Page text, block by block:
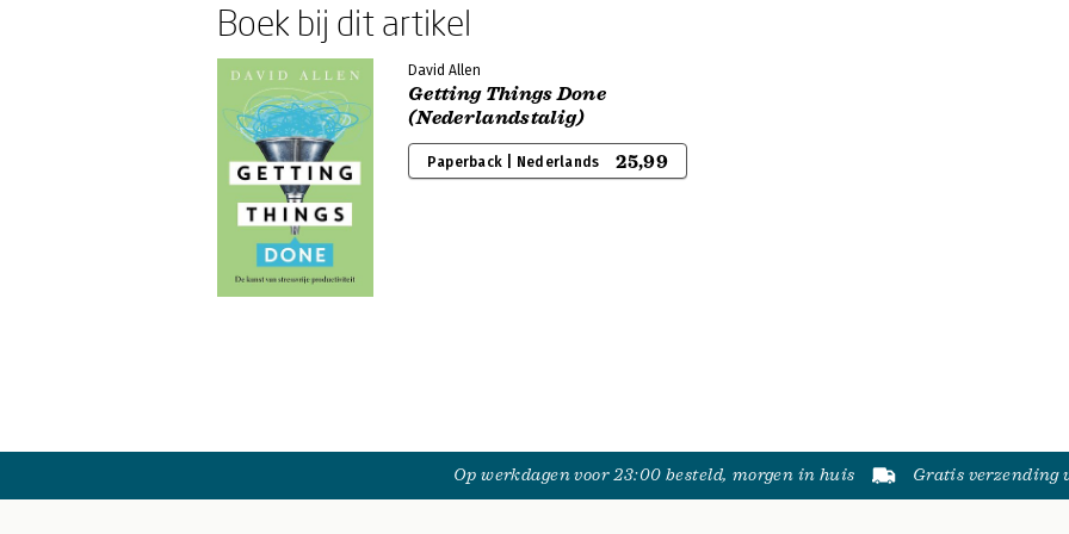
Boek bij dit artikel
David Allen
Getting Things Done
(Nederlandstalig)
Paperback | Nederlands 25,99
Op werkdagen voor 23:00 besteld, morgen in huis Gratis verzending